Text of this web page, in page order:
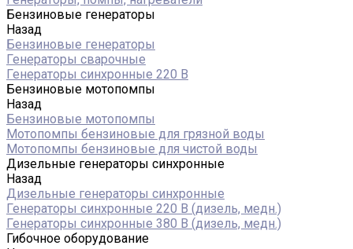
Бензиновые генераторы
Назад
Бензиновые генераторы
Генераторы сварочные
Генераторы синхронные 220 В
Бензиновые мотопомпы
Назад
Бензиновые мотопомпы
Мотопомпы бензиновые для грязной воды
Мотопомпы бензиновые для чистой воды
Дизельные генераторы синхронные
Назад
Дизельные генераторы синхронные
Генераторы синхронные 220 В (дизель, медн.)
Генераторы синхронные 380 В (дизель, медн.)
Гибочное оборудование